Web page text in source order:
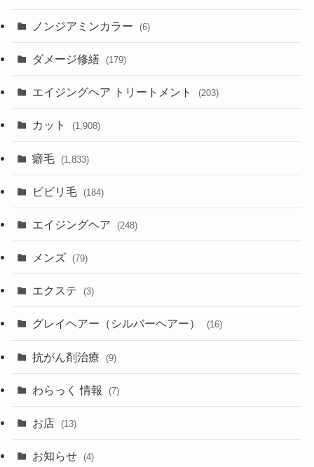
ノンジアミンカラー (6)
ダメージ修繕 (179)
エイジングヘア トリートメント (203)
カット (1,908)
癖毛 (1,833)
ビビリ毛 (184)
エイジングヘア (248)
メンズ (79)
エクステ (3)
グレイヘアー（シルバーヘアー） (16)
抗がん剤治療 (9)
わらっく 情報 (7)
お店 (13)
お知らせ (4)